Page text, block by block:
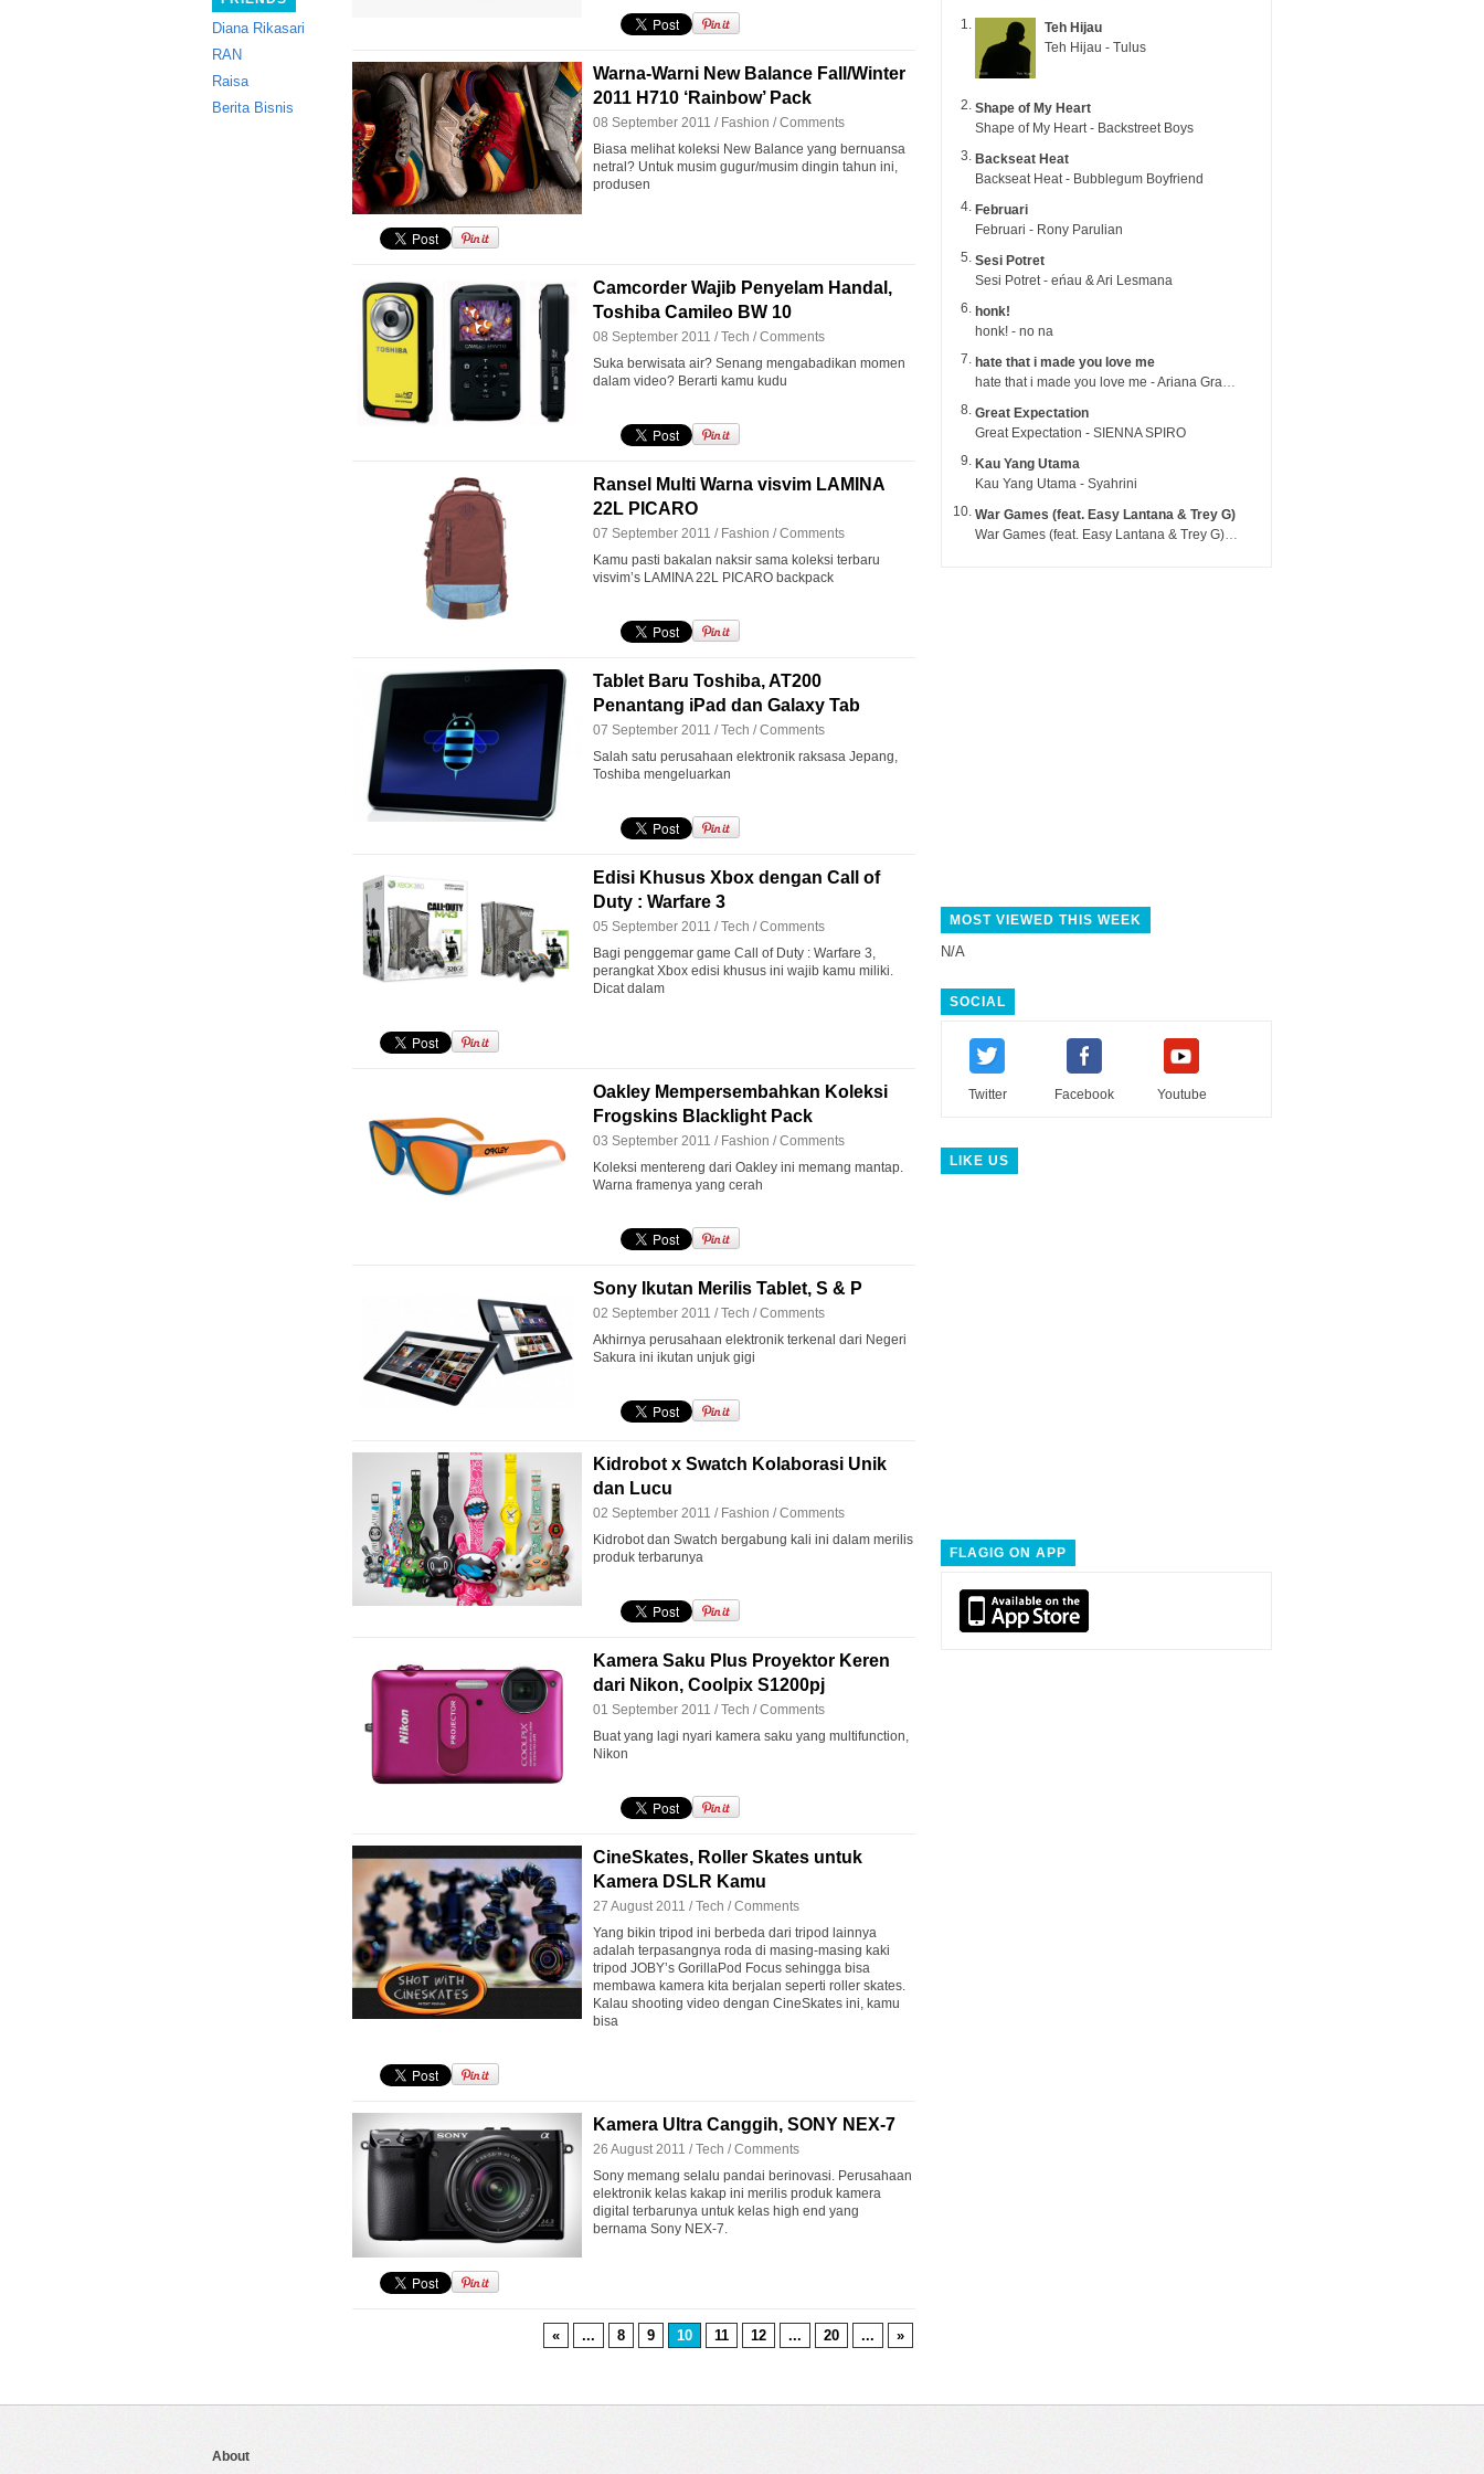
Diana Rikasari
RAN
Raisa
Berita Bisnis
Warna-Warni New Balance Fall/Winter
2011 H710 ‘Rainbow’ Pack
08 September 2011 / Fashion /Comments
Biasa melihat koleksi New Balance yang bernuansa
netral? Untuk musim gugur/musim dingin tahun ini,
produsen
Camcorder Wajib Penyelam Handal,
Toshiba Camileo BW 10
08 September 2011 /Tech /Comments
Suka berwisata air? Senang mengabadikan momen
dalam video? Berarti kamu kudu
Ransel Multi Warna visvim LAMINA
22L PICARO
07 September 2011 / Fashion /Comments
Kamu pasti bakalan naksir sama koleksi terbaru
visvim’s LAMINA 22L PICARO backpack
Tablet Baru Toshiba, AT200
Penantang iPad dan Galaxy Tab
07 September 2011 /Tech /Comments
Salah satu perusahaan elektronik raksasa Jepang,
Toshiba mengeluarkan
Edisi Khusus Xbox dengan Call of
Duty : Warfare 3
05 September 2011 /Tech /Comments
Bagi penggemar game Call of Duty : Warfare 3,
perangkat Xbox edisi khusus ini wajib kamu miliki.
Dicat dalam
Oakley Mempersembahkan Koleksi
Frogskins Blacklight Pack
03 September 2011 / Fashion /Comments
Koleksi mentereng dari Oakley ini memang mantap.
Warna framenya yang cerah
Sony Ikutan Merilis Tablet, S & P
02 September 2011 /Tech /Comments
Akhirnya perusahaan elektronik terkenal dari Negeri
Sakura ini ikutan unjuk gigi
Kidrobot x Swatch Kolaborasi Unik
dan Lucu
02 September 2011 / Fashion /Comments
Kidrobot dan Swatch bergabung kali ini dalam merilis
produk terbarunya
Kamera Saku Plus Proyektor Keren
dari Nikon, Coolpix S1200pj
01 September 2011 /Tech /Comments
Buat yang lagi nyari kamera saku yang multifunction,
Nikon
CineSkates, Roller Skates untuk
Kamera DSLR Kamu
27 August 2011 /Tech /Comments
Yang bikin tripod ini berbeda dari tripod lainnya
adalah terpasangnya roda di masing-masing kaki
tripod JOBY’s GorillaPod Focus sehingga bisa
membawa kamera kita berjalan seperti roller skates.
Kalau shooting video dengan CineSkates ini, kamu
bisa
Kamera Ultra Canggih, SONY NEX-7
26 August 2011 /Tech /Comments
Sony memang selalu pandai berinovasi. Perusahaan
elektronik kelas kakap ini merilis produk kamera
digital terbarunya untuk kelas high end yang
bernama Sony NEX-7.
« ... 8 9 10 11 12 ... 20 ... »
Teh Hijau
Teh Hijau - Tulus
Shape of My Heart
Shape of My Heart - Backstreet Boys
Backseat Heat
Backseat Heat - Bubblegum Boyfriend
Februari
Februari - Rony Parulian
Sesi Potret
Sesi Potret - eńau & Ari Lesmana
honk!
honk! - no na
hate that i made you love me
hate that i made you love me - Ariana Grande
Great Expectation
Great Expectation - SIENNA SPIRO
Kau Yang Utama
Kau Yang Utama - Syahrini
War Games (feat. Easy Lantana & Trey G)
War Games (feat. Easy Lantana & Trey G) - Trub
MOST VIEWED THIS WEEK
N/A
SOCIAL
Twitter Facebook Youtube
LIKE US
FLAGIG ON APP
About